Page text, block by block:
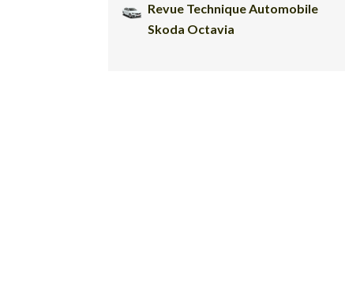
Revue Technique Automobile
Skoda Octavia